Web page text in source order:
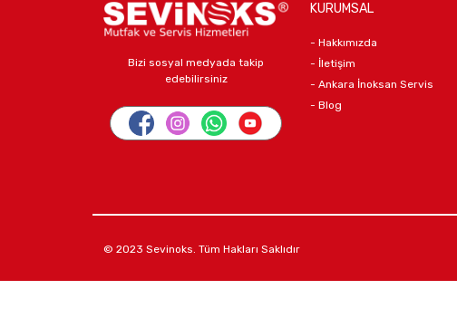
Bizi sosyal medyada takip
edebilirsiniz
KURUMSAL
- Hakkımızda
- İletişim
- Ankara İnoksan Servis
- Blog
© 2023 Sevinoks. Tüm Hakları Saklıdır